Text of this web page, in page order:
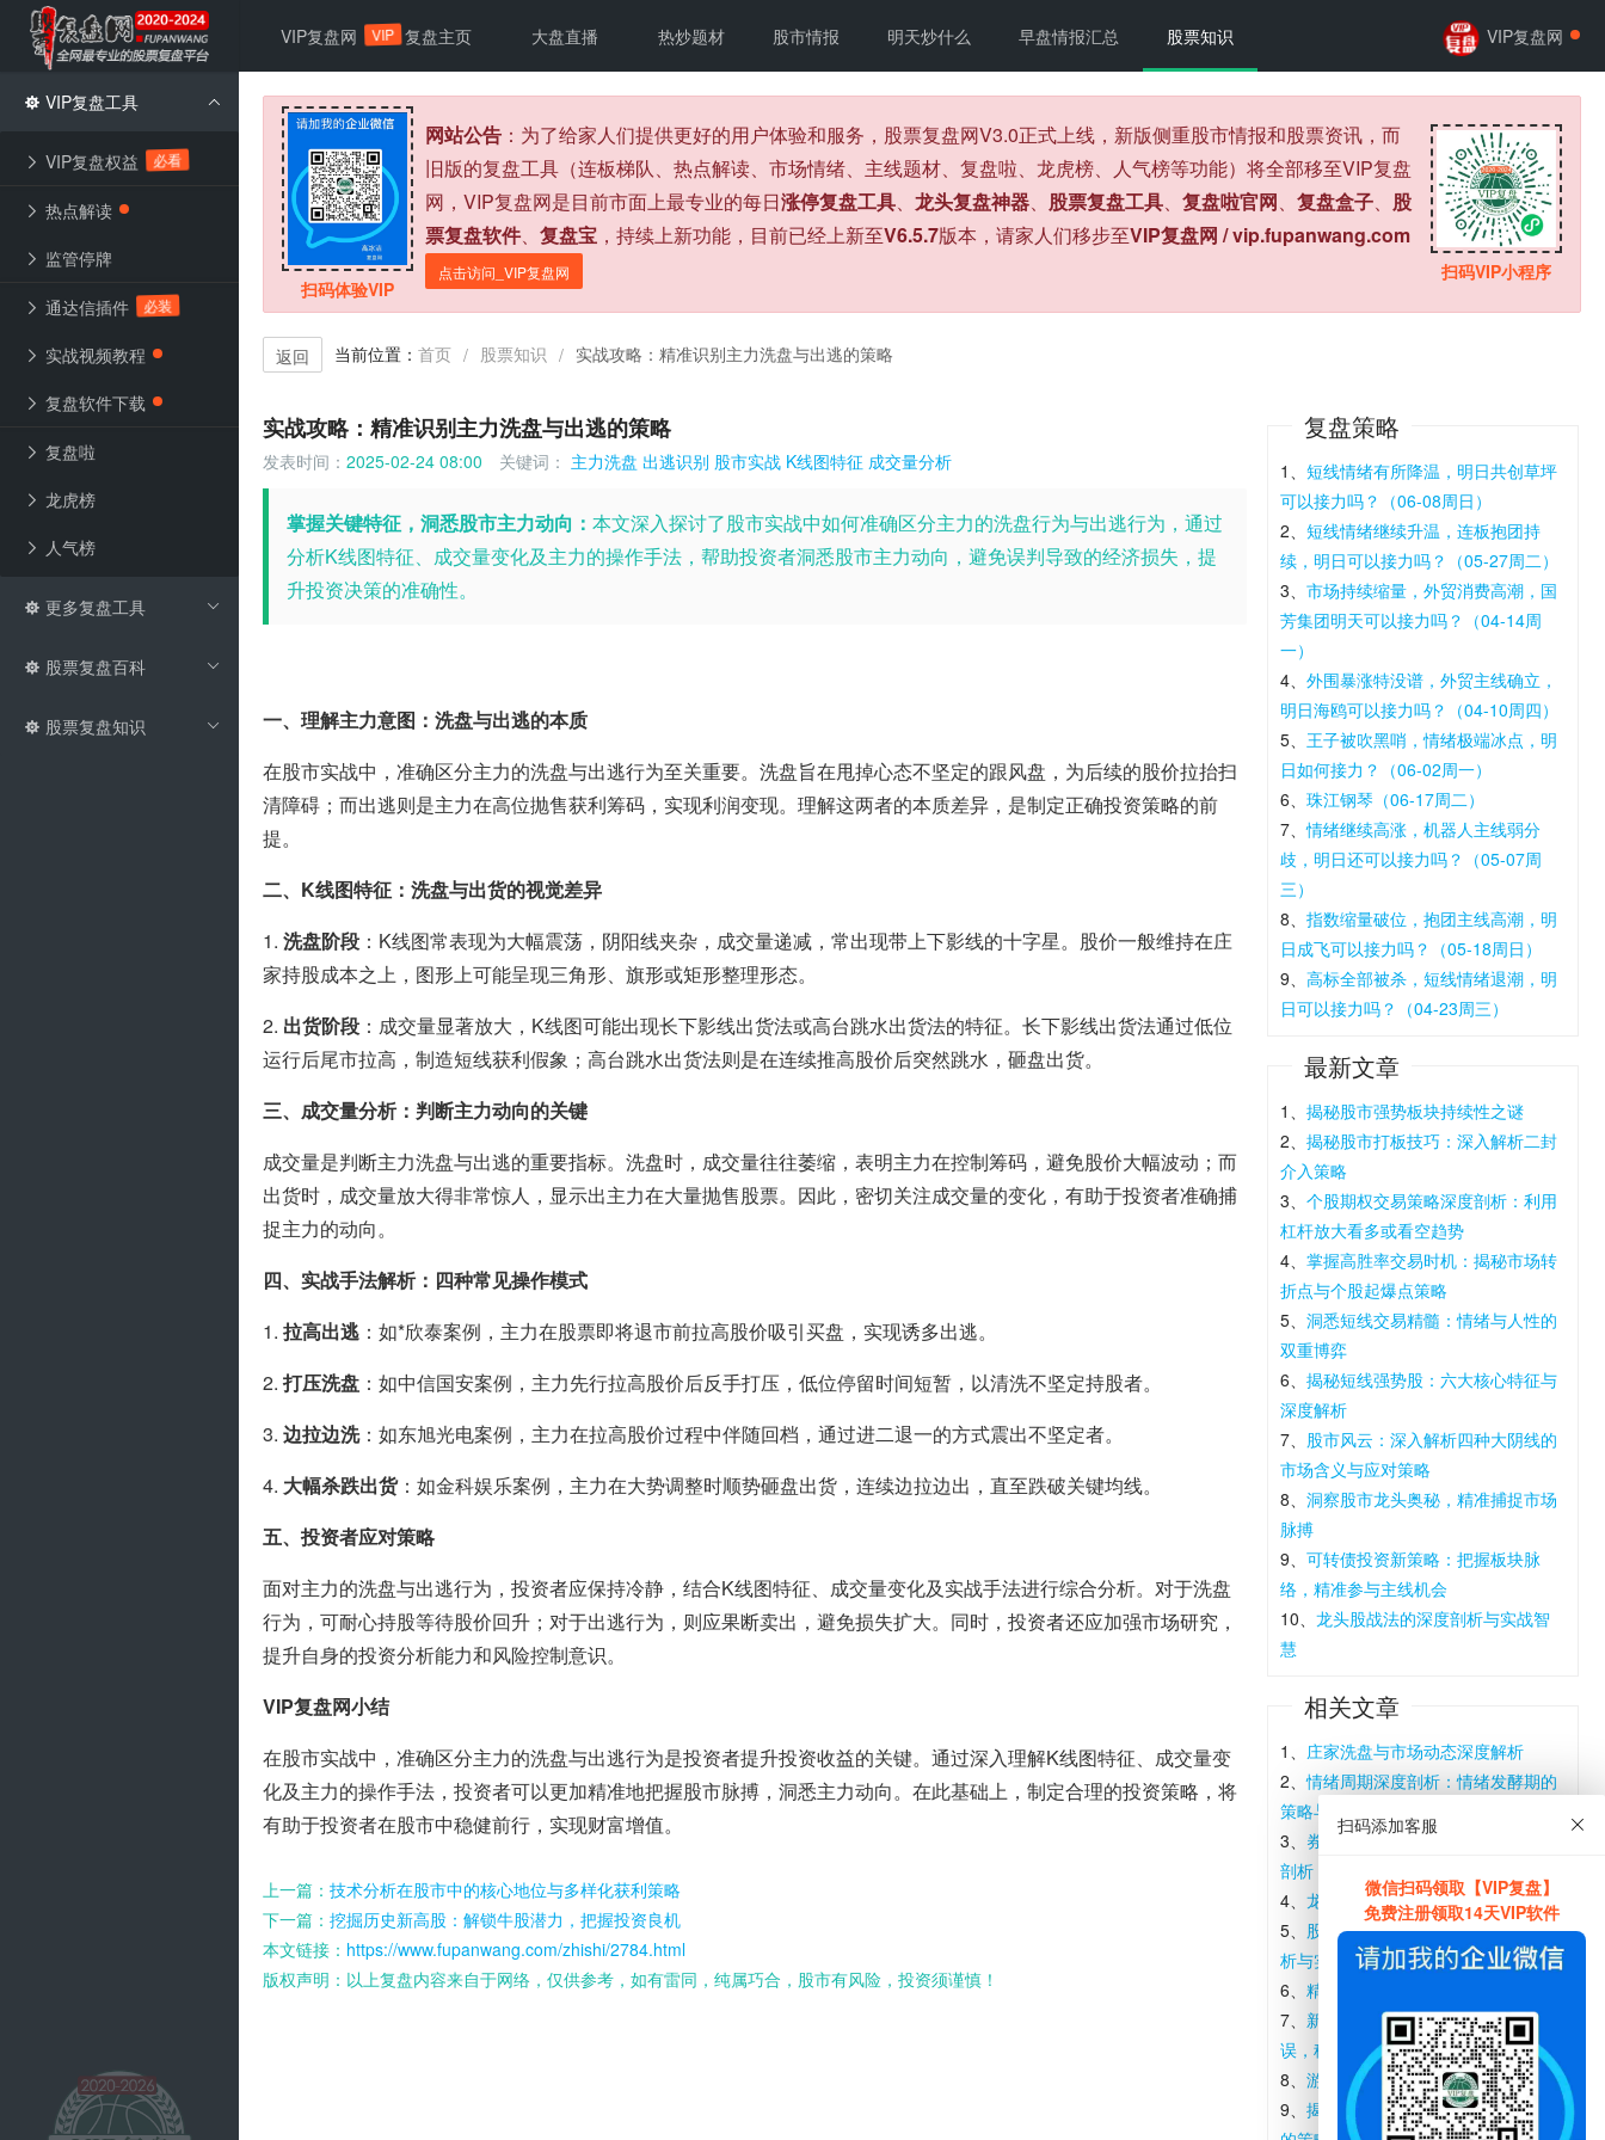
扫码体验VIP
网站公告 ：为了给家人们提供更好的用户体验和服务，股票复盘网V3.0正式上线，新版侧重股市情报和股票资讯，而
旧版的复盘工具（连板梯队、热点解读、市场情绪、主线题材、复盘啦、龙虎榜、人气榜等功能）将全部移至VIP复盘
网，VIP复盘网是目前市面上最专业的每日涨停复盘工具、 龙头复盘神器、 股票复盘工具、 复盘啦官网、 复盘盒子、 股
票复盘软件、 复盘宝 ，持续上新功能，目前已经上新至V6.5.7版本，请家人们移步至VIP复盘网 / vip.fupanwang.com
点击访问_VIP复盘网 扫码VIP小程序
返回 当前位置： 首页 / 股票知识 / 实战攻略：精准识别主力洗盘与出逃的策略
实战攻略：精准识别主力洗盘与出逃的策略
发表时间： 2025-02-24 08:00 关键词： 主力洗盘 出逃识别 股市实战 K线图特征 成交量分析
掌握关键特征，洞悉股市主力动向： 本文深入探讨了股市实战中如何准确区分主力的洗盘行为与出逃行为，通过
分析K线图特征、成交量变化及主力的操作手法，帮助投资者洞悉股市主力动向，避免误判导致的经济损失，提
升投资决策的准确性。
一、理解主力意图：洗盘与出逃的本质
在股市实战中，准确区分主力的洗盘与出逃行为至关重要。洗盘旨在甩掉心态不坚定的跟风盘，为后续的股价拉抬扫
清障碍；而出逃则是主力在高位抛售获利筹码，实现利润变现。理解这两者的本质差异，是制定正确投资策略的前
提。
二、K线图特征：洗盘与出货的视觉差异
1. 洗盘阶段 ：K线图常表现为大幅震荡，阴阳线夹杂，成交量递减，常出现带上下影线的十字星。股价一般维持在庄
家持股成本之上，图形上可能呈现三角形、旗形或矩形整理形态。
2. 出货阶段 ：成交量显著放大，K线图可能出现长下影线出货法或高台跳水出货法的特征。长下影线出货法通过低位
运行后尾市拉高，制造短线获利假象；高台跳水出货法则是在连续推高股价后突然跳水，砸盘出货。
三、成交量分析：判断主力动向的关键
成交量是判断主力洗盘与出逃的重要指标。洗盘时，成交量往往萎缩，表明主力在控制筹码，避免股价大幅波动；而
出货时，成交量放大得非常惊人，显示出主力在大量抛售股票。因此，密切关注成交量的变化，有助于投资者准确捕
捉主力的动向。
四、实战手法解析：四种常见操作模式
1. 拉高出逃 ：如*欣泰案例，主力在股票即将退市前拉高股价吸引买盘，实现诱多出逃。
2. 打压洗盘 ：如中信国安案例，主力先行拉高股价后反手打压，低位停留时间短暂，以清洗不坚定持股者。
3. 边拉边洗：如东旭光电案例，主力在拉高股价过程中伴随回档，通过进二退一的方式震出不坚定者。
4. 大幅杀跌出货：如金科娱乐案例，主力在大势调整时顺势砸盘出货，连续边拉边出，直至跌破关键均线。
五、投资者应对策略
面对主力的洗盘与出逃行为，投资者应保持冷静，结合K线图特征、成交量变化及实战手法进行综合分析。对于洗盘
行为，可耐心持股等待股价回升；对于出逃行为，则应果断卖出，避免损失扩大。同时，投资者还应加强市场研究，
提升自身的投资分析能力和风险控制意识。
VIP复盘网小结
在股市实战中，准确区分主力的洗盘与出逃行为是投资者提升投资收益的关键。通过深入理解K线图特征、成交量变
化及主力的操作手法，投资者可以更加精准地把握股市脉搏，洞悉主力动向。在此基础上，制定合理的投资策略，将
有助于投资者在股市中稳健前行，实现财富增值。
上一篇： 技术分析在股市中的核心地位与多样化获利策略
下一篇： 挖掘历史新高股：解锁牛股潜力，把握投资良机
本文链接： https://www.fupanwang.com/zhishi/2784.html
版权声明：以上复盘内容来自于网络，仅供参考，如有雷同，纯属巧合，股市有风险，投资须谨慎！
复盘策略
1、短线情绪有所降温，明日共创草坪
可以接力吗？（06-08周日）
2、短线情绪继续升温，连板抱团持
续，明日可以接力吗？（05-27周二）
3、市场持续缩量，外贸消费高潮，国
芳集团明天可以接力吗？（04-14周
一）
4、外围暴涨特没谱，外贸主线确立，
明日海鸥可以接力吗？（04-10周四）
5、 王子被吹黑哨，情绪极端冰点，明
日如何接力？（06-02周一）
6、珠江钢琴（06-17周二）
7、情绪继续高涨，机器人主线弱分
歧，明日还可以接力吗？（05-07周
三）
8、指数缩量破位，抱团主线高潮，明
日成飞可以接力吗？（05-18周日）
9、高标全部被杀，短线情绪退潮，明
日可以接力吗？（04-23周三）
最新文章
1、揭秘股市强势板块持续性之谜
2、揭秘股市打板技巧：深入解析二封
介入策略
3、个股期权交易策略深度剖析：利用
杠杆放大看多或看空趋势
4、掌握高胜率交易时机：揭秘市场转
折点与个股起爆点策略
5、洞悉短线交易精髓：情绪与人性的
双重博弈
6、揭秘短线强势股：六大核心特征与
深度解析
7、 股市风云：深入解析四种大阴线的
市场含义与应对策略
8、洞察股市龙头奥秘，精准捕捉市场
脉搏
9、可转债投资新策略：把握板块脉
络，精准参与主线机会
10、龙头股战法的深度剖析与实战智
慧
相关文章
1、 庄家洗盘与市场动态深度解析
2、情绪周期深度剖析：情绪发酵期的
策略与实践
3、 券商股的投机智慧：洪榕策略深度
剖析
4、龙头战法的精髓与实践策略
5、 股市智慧：防守反击战术的深度剖
析与实践指南
6、精准捕捉首板机遇：策略与实践
7、 新手打板实战指南：规避常见错
误，稳健提升交易技能
8、游资战法的深度剖析与实战策略
9、揭秘股市奥秘：精准识别主力吸筹
VIP复盘网 VIP 复盘主页 大盘直播 热炒题材 股市情报 明天炒什么 早盘情报汇总 股票知识 VIP复盘网
VIP复盘工具
VIP复盘权益 必看
热点解读
监管停牌
通达信插件 必装
实战视频教程
复盘软件下载
复盘啦
龙虎榜
人气榜
更多复盘工具
股票复盘百科
股票复盘知识
扫码添加客服
微信扫码领取【VIP复盘】
免费注册领取14天VIP软件